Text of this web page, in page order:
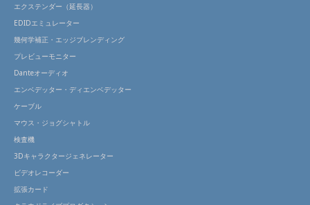
エクステンダー（延長器）
EDIDエミュレーター
幾何学補正・エッジブレンディング
プレビューモニター
Danteオーディオ
エンベデッター・ディエンベデッター
ケーブル
マウス・ジョグシャトル
検査機
3Dキャラクタージェネレーター
ビデオレコーダー
拡張カード